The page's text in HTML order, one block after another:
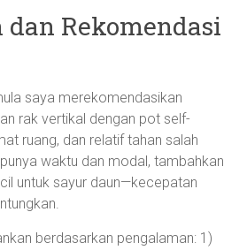
Rekomendasi
saya merekomendasikan
rak vertikal dengan pot self-
ruang, dan relatif tahan salah
waktu dan modal, tambahkan
untuk sayur daun—kecepatan
berdasarkan pengalaman: 1)